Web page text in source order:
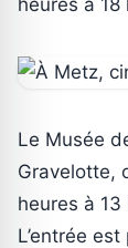
Le Musée
Gravelotte,
heures à
L’entrée